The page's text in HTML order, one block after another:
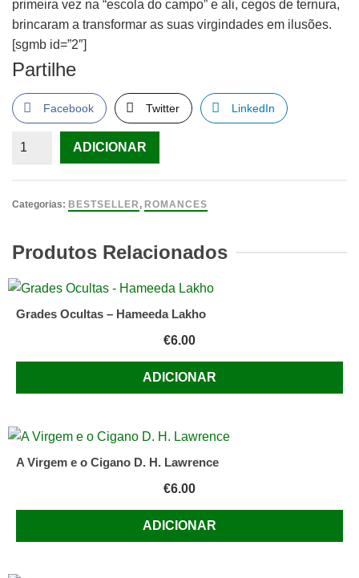
primeira vez na “escola do campo” e ali, cegos de ternura,
brincaram a transformar as suas virgindades em ilusões.
[sgmb id=”2″]
Partilhe
Facebook Twitter LinkedIn
Quantidade
Primeiro
Valdés
ADICIONAR
Categorias: BESTSELLER , ROMANCES
Produtos Relacionados
Grades Ocultas – Hameeda Lakho
€6.00
ADICIONAR
A Virgem e o Cigano D. H. Lawrence
€6.00
ADICIONAR